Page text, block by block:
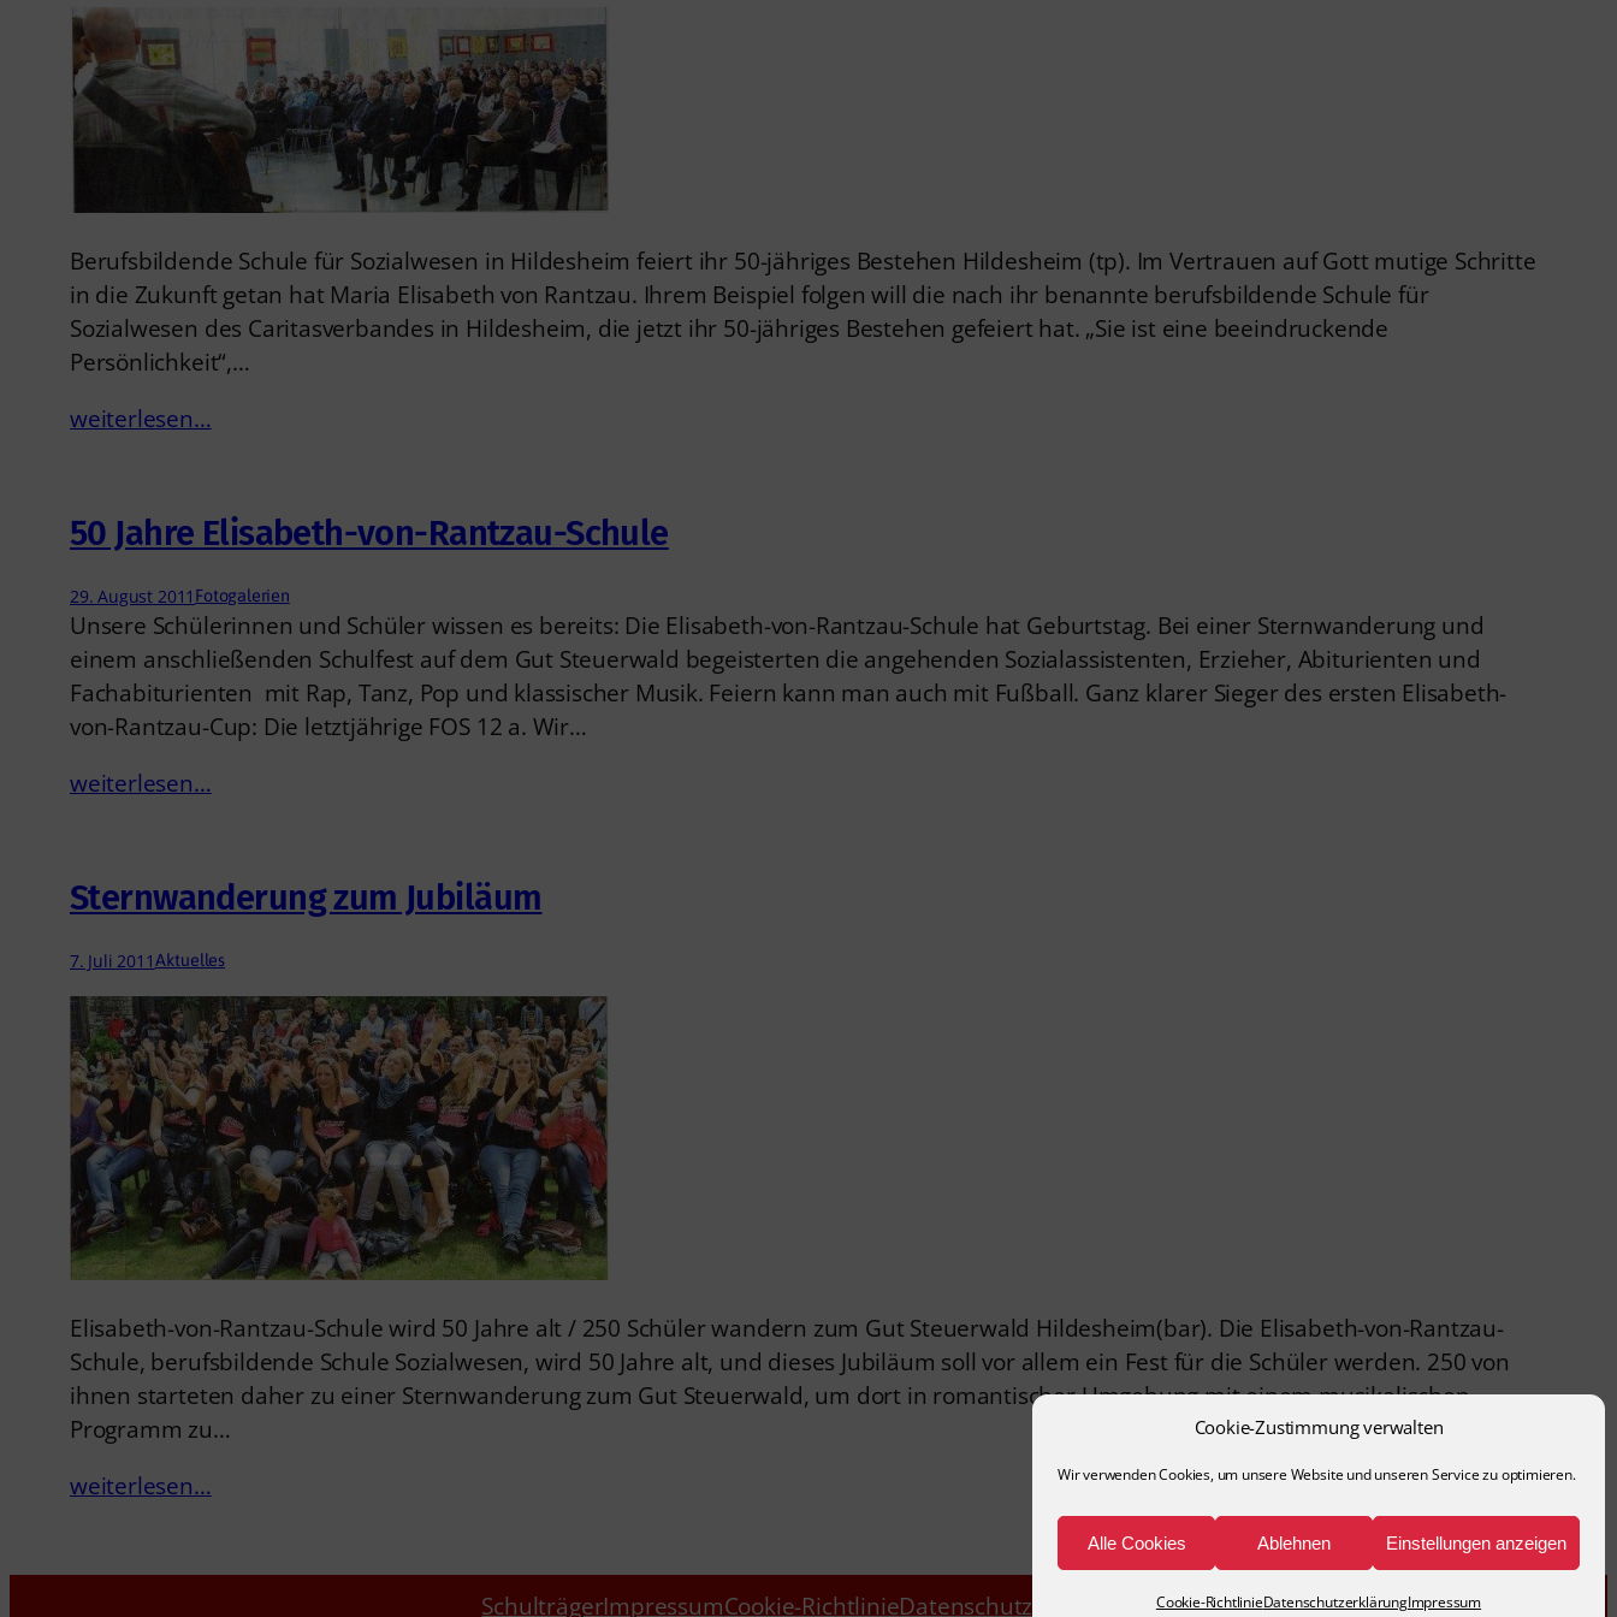
Cookie-Zustimmung verwalten
Wir verwenden Cookies, um unsere Website und unseren Service zu optimieren.
Alle Cookies Ablehnen Einstellungen anzeigen
Cookie-RichtlinieDatenschutzerklärungImpressum
Berufsbildende Schule für Sozialwesen in Hildesheim feiert ihr 50-jähriges Bestehen Hildesheim (tp). Im Vertrauen auf Gott mutige Schritte
in die Zukunft getan hat Maria Elisabeth von Rantzau. Ihrem Beispiel folgen will die nach ihr benannte berufsbildende Schule für
Sozialwesen des Caritasverbandes in Hildesheim, die jetzt ihr 50-jähriges Bestehen gefeiert hat. „Sie ist eine beeindruckende
Persönlichkeit“,…
weiterlesen…
50 Jahre Elisabeth-von-Rantzau-Schule
29. August 2011 Fotogalerien
Unsere Schülerinnen und Schüler wissen es bereits: Die Elisabeth-von-Rantzau-Schule hat Geburtstag. Bei einer Sternwanderung und
einem anschließenden Schulfest auf dem Gut Steuerwald begeisterten die angehenden Sozialassistenten, Erzieher, Abiturienten und
Fachabiturienten mit Rap, Tanz, Pop und klassischer Musik. Feiern kann man auch mit Fußball. Ganz klarer Sieger des ersten Elisabeth-
von-Rantzau-Cup: Die letztjährige FOS 12 a. Wir…
weiterlesen…
Sternwanderung zum Jubiläum
7. Juli 2011Aktuelles
Elisabeth-von-Rantzau-Schule wird 50 Jahre alt / 250 Schüler wandern zum Gut Steuerwald Hildesheim(bar). Die Elisabeth-von-Rantzau-
Schule, berufsbildende Schule Sozialwesen, wird 50 Jahre alt, und dieses Jubiläum soll vor allem ein Fest für die Schüler werden. 250 von
ihnen starteten daher zu einer Sternwanderung zum Gut Steuerwald, um dort in romantischer Umgebung mit einem musikalischen
Programm zu…
weiterlesen…
SchulträgerImpressumCookie-RichtlinieDatenschutzerklärung